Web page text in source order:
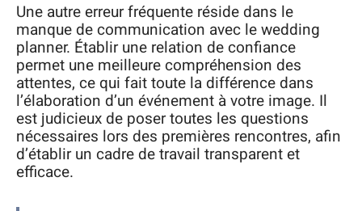
Une autre erreur fréquente réside dans le
manque de communication avec le wedding
planner. Établir une relation de confiance
permet une meilleure compréhension des
attentes, ce qui fait toute la différence dans
l’élaboration d’un événement à votre image. Il
est judicieux de poser toutes les questions
nécessaires lors des premières rencontres, afin
d’établir un cadre de travail transparent et
efficace.